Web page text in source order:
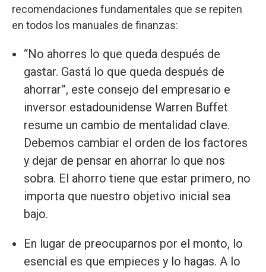
recomendaciones fundamentales que se repiten
en todos los manuales de finanzas:
“No ahorres lo que queda después de
gastar. Gastá lo que queda después de
ahorrar”, este consejo del empresario e
inversor estadounidense Warren Buffet
resume un cambio de mentalidad clave.
Debemos cambiar el orden de los factores
y dejar de pensar en ahorrar lo que nos
sobra. El ahorro tiene que estar primero, no
importa que nuestro objetivo inicial sea
bajo.
En lugar de preocuparnos por el monto, lo
esencial es que empieces y lo hagas. A lo